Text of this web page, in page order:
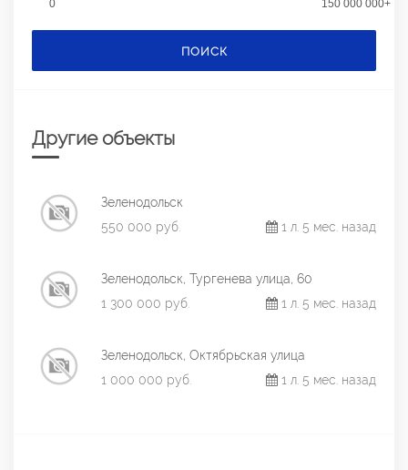
0 150 000 000+
ПОИСК
Другие объекты
Зеленодольск
550 000 руб.
1 л. 5 мес. назад
Зеленодольск, Тургенева улица, 60
1 300 000 руб.
1 л. 5 мес. назад
Зеленодольск, Октябрьская улица
1 000 000 руб.
1 л. 5 мес. назад